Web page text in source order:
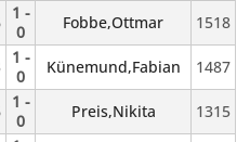
1 -
0
Fobbe,Ottmar 1518
1 -
0
Künemund,Fabian 1487
1 -
0
Preis,Nikita 1315